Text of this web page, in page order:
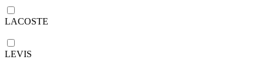
LACOSTE
LEVIS